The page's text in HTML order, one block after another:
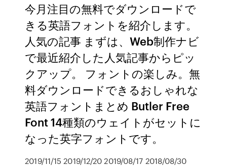
今月注目の無料でダウンロードで
きる英語フォントを紹介します。
人気の記事 まずは、Web制作ナビ
で最近紹介した人気記事からピッ
クアップ。 フォントの楽しみ。無
料ダウンロードできるおしゃれな
英語フォントまとめ Butler Free
Font 14種類のウェイトがセットに
なった英字フォントです。
2019/11/15 2019/12/20 2019/08/17 2018/08/30